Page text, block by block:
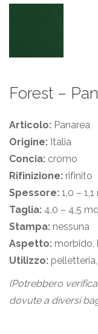
Forest –
Articolo: Panarea
Origine: Italia
Concia: cromo
Rifinizione: rifinito
Spessore: 1,0 –
Taglia: 4,0 – 4,5 mq
Stampa: nessuna
Aspetto: morbido,
Utilizzo:
(Potrebbero
dovute a diversi